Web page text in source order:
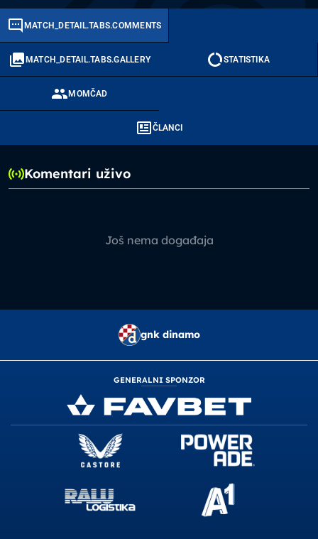
MATCH_DETAIL.TABS.COMMENTS
MATCH_DETAIL.TABS.GALLERY STATISTIKA
MOMČAD
ČLANCI
Komentari uživo
Još nema događaja
gnk dinamo
GENERALNI SPONZOR